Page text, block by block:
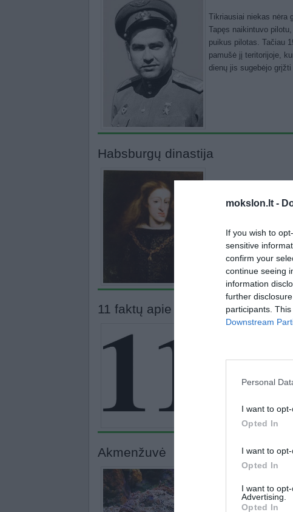
mokslon.lt -
If you wish to
sensitive
confirm your
continue seeing
information
further
participants.
Downstream
Personal
I want to
Opted In
I want to
Opted In
I want to
Advertising.
Opted In
Tikriausiai niekas nėra
Tapęs naikintuvo
puikus pilotas. Tačiau
pamušė jį teritorijoje,
dienų jis sugebėjo
Habsburgų dinastija
narys. Habsburgai
kartas ir sukūrė
tik padarė šeimos
11 faktų apie rugsėjo 11-ają
raidžių. 2.
lėktuvo įsirėžusio į
Akmenžuvė
Akmenžuvė –
dygliuotame nugaros